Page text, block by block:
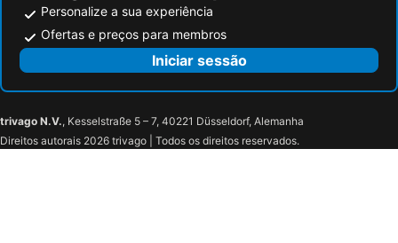
Personalize a sua experiência
Ofertas e preços para membros
Iniciar sessão
trivago N.V., Kesselstraße 5 – 7, 40221 Düsseldorf, Alemanha
Direitos autorais 2026 trivago | Todos os direitos reservados.